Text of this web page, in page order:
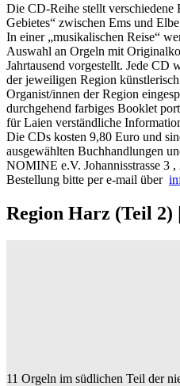
Die CD-Reihe stellt
Gebietes“ zwischen Ems und
In einer „musikalischen Reise“
Auswahl an Orgeln mit
Jahrtausend vorgestellt. Jede CD
der jeweiligen Region
Organist/innen der Region
durchgehend farbiges Booklet
für Laien verständliche
Die CDs kosten 9,80 Euro und
ausgewählten Buchhandlungen
NOMINE e.V. Johannisstrasse 3 ,
Bestellung bitte per e-mail über
Region Harz (Teil 2)
11 Orgeln im südlichen Teil der